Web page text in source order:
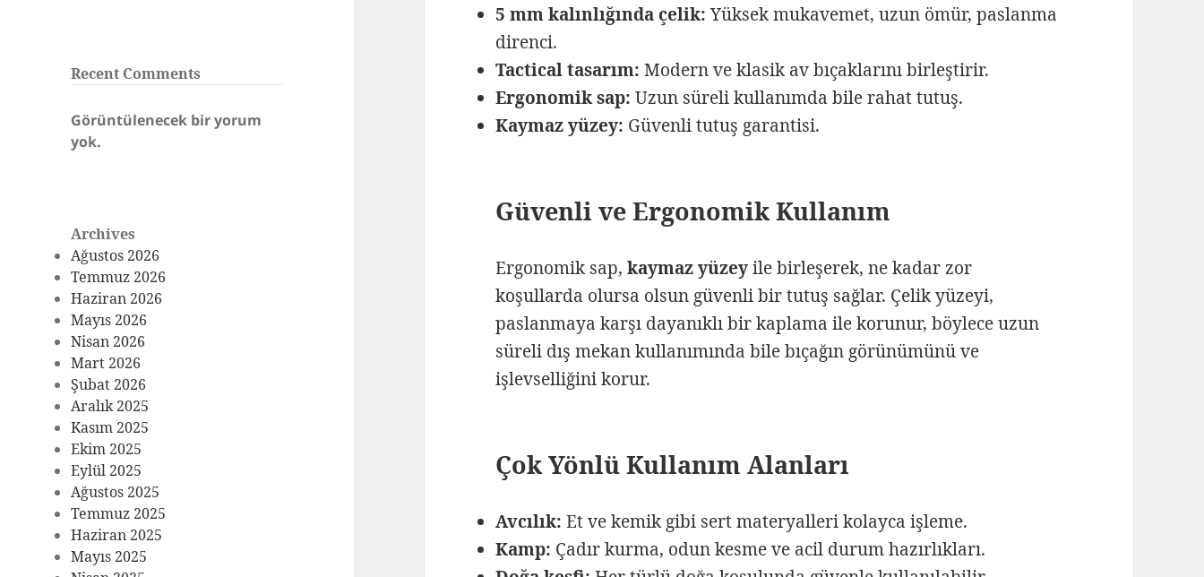
Recent Comments
Görüntülenecek bir yorum
yok.
Archives
Ağustos 2026
Temmuz 2026
Haziran 2026
Mayıs 2026
Nisan 2026
Mart 2026
Şubat 2026
Aralık 2025
Kasım 2025
Ekim 2025
Eylül 2025
Ağustos 2025
Temmuz 2025
Haziran 2025
Mayıs 2025
5 mm kalınlığında çelik: Yüksek mukavemet, uzun ömür, paslanma
direnci.
Tactical tasarım: Modern ve klasik av bıçaklarını birleştirir.
Ergonomik sap: Uzun süreli kullanımda bile rahat tutuş.
Kaymaz yüzey: Güvenli tutuş garantisi.
Güvenli ve Ergonomik Kullanım
Ergonomik sap,kaymaz yüzeyile birleşerek, ne kadar zor
koşullarda olursa olsun güvenli bir tutuş sağlar. Çelik yüzeyi,
paslanmaya karşı dayanıklı bir kaplama ile korunur, böylece uzun
süreli dış mekan kullanımında bile bıçağın görünümünü ve
işlevselliğini korur.
Çok Yönlü Kullanım Alanları
Avcılık: Et ve kemik gibi sert materyalleri kolayca işleme.
Kamp: Çadır kurma, odun kesme ve acil durum hazırlıkları.